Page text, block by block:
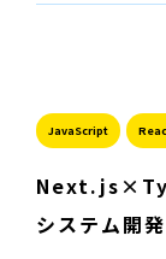
JavaScript
システム開発